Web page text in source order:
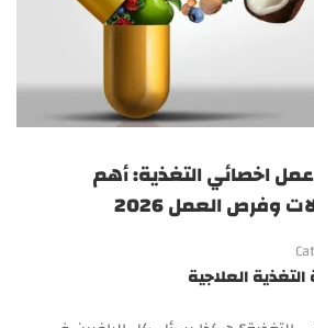
اخصائي التغذية: أهم
وفرص العمل 2026
العلاجية